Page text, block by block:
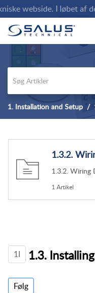
webside. I løbet af
1. Installation and Setup
1.3.2.
1.3.2. Wiring
1 Artikel
1I 1.3.
Følg